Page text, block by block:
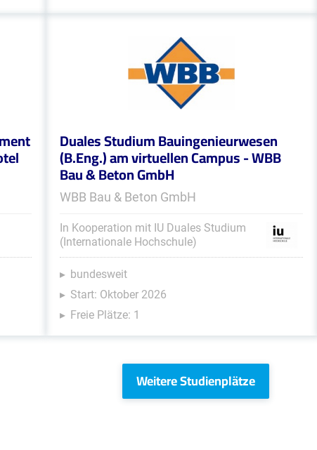
Duales Studium Bauingenieurwesen
(B.Eng.) am virtuellen Campus - WBB
Bau & Beton GmbH
WBB Bau & Beton GmbH
In Kooperation mit IU Duales Studium
(Internationale Hochschule)
bundesweit
Start: Oktober 2026
Freie Plätze: 1
Weitere Studienplätze